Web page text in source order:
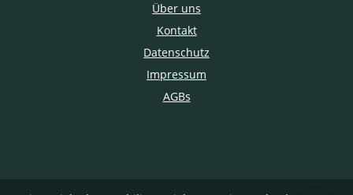
Über uns
Kontakt
Datenschutz
Impressum
AGBs